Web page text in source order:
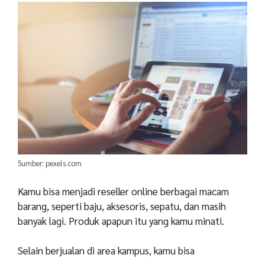
Sumber: pexels.com
Kamu bisa menjadi reseller online berbagai macam
barang, seperti baju, aksesoris, sepatu, dan masih
banyak lagi. Produk apapun itu yang kamu minati.
Selain berjualan di area kampus, kamu bisa